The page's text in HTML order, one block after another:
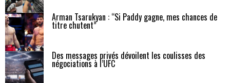
Arman Tsarukyan : “Si Paddy gagne, mes chances de
titre chutent”
Des messages privés dévoilent les coulisses des
négociations à l’UFC